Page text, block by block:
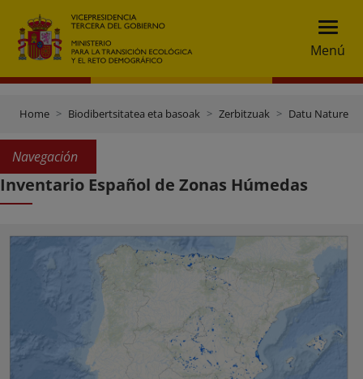
Menú
Home Biodibertsitatea eta basoak Zerbitzuak Datu Nature
Navegación
Inventario Español de Zonas Húmedas